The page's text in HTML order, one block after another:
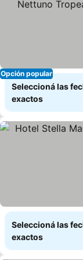
Opción popular
Seleccioná las
exactos
Seleccioná las
exactos